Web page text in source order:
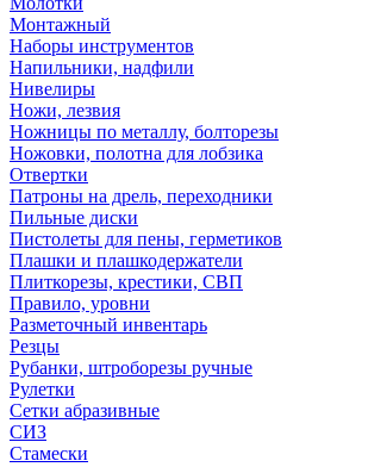
Монтажный
Наборы инструментов
Напильники, надфили
Нивелиры
Ножи, лезвия
Ножницы по металлу, болторезы
Ножовки, полотна для лобзика
Отвертки
Патроны на дрель, переходники
Пильные диски
Пистолеты для пены, герметиков
Плашки и плашкодержатели
Плиткорезы, крестики, СВП
Правило, уровни
Разметочный инвентарь
Резцы
Рубанки, штроборезы ручные
Рулетки
Сетки абразивные
СИЗ
Стамески